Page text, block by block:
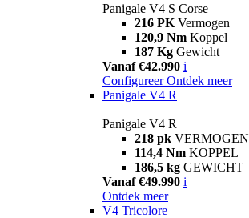
Panigale V4 S Corse
216 PK Vermogen
120,9 Nm Koppel
187 Kg Gewicht
Vanaf €42.990 i
Configureer Ontdek meer
Panigale V4 R
Panigale V4 R
218 pk VERMOGEN
114,4 Nm KOPPEL
186,5 kg GEWICHT
Vanaf €49.990 i
Ontdek meer
V4 Tricolore